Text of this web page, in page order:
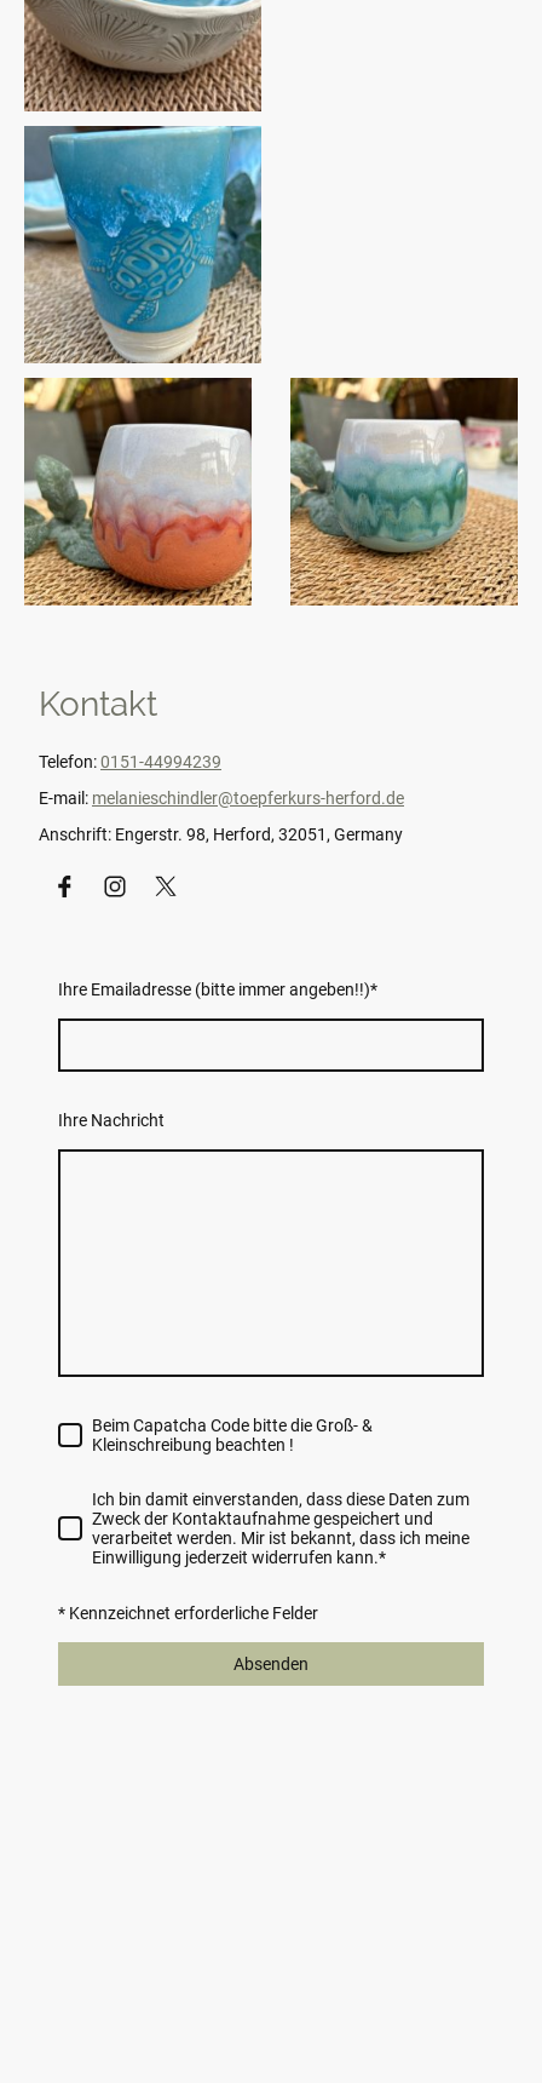
Kontakt
Telefon:0151-44994239
E-mail: melanieschindler@toepferkurs-herford.de
Anschrift: Engerstr. 98, Herford, 32051, Germany
Ihre Emailadresse (bitte immer angeben!!)*
Ihre Nachricht
Beim Capatcha Code bitte die Groß- &
Kleinschreibung beachten !
Ich bin damit einverstanden, dass diese Daten zum
Zweck der Kontaktaufnahme gespeichert und
verarbeitet werden. Mir ist bekannt, dass ich meine
Einwilligung jederzeit widerrufen kann.*
* Kennzeichnet erforderliche Felder
Absenden